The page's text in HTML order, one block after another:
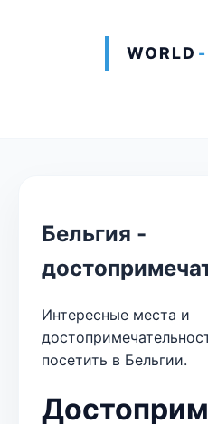
WORLD -
Бельгия -
Интересные места и
посетить в Бельгии.